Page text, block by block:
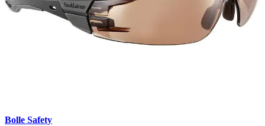
Bolle Safety